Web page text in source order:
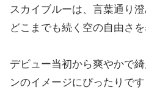
スカイブルーは、言葉通り
どこまでも続く空の自由さを
デビュー当初から爽やかで
ンのイメージにぴったりです